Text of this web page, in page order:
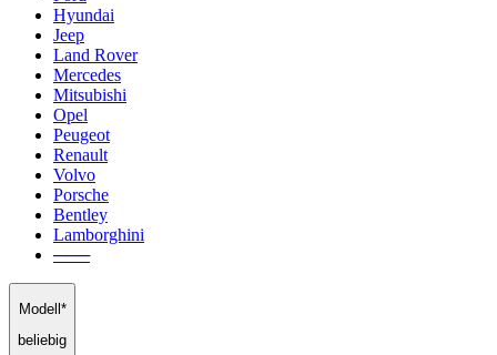
Hyundai
Jeep
Land Rover
Mercedes
Mitsubishi
Opel
Peugeot
Renault
Volvo
Porsche
Bentley
Lamborghini
───
Modell*
beliebig